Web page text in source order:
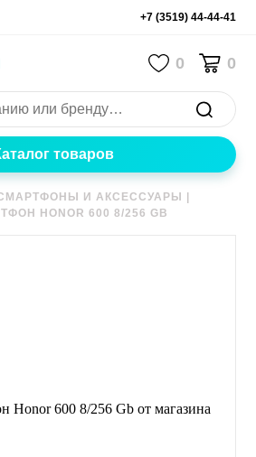
+7 (3519) 44-44-41
0 0
товаров
И АКСЕССУАРЫ
HONOR 600 8/256 GB